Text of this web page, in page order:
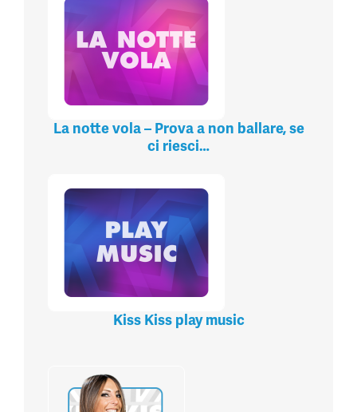
La notte vola – Prova a non ballare, se
ci riesci…
Kiss Kiss play music